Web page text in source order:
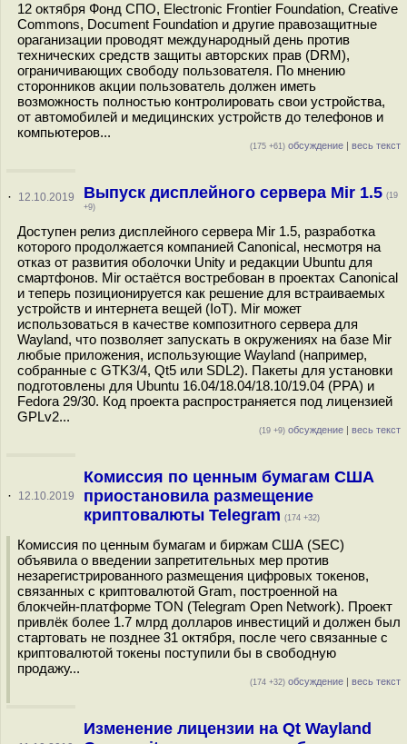
12 октября Фонд СПО, Electronic Frontier Foundation, Creative
Commons, Document Foundation и другие правозащитные
ораганизации проводят международный день против
технических средств защиты авторских прав (DRM),
ограничивающих свободу пользователя. По мнению
сторонников акции пользователь должен иметь
возможность полностью контролировать свои устройства,
от автомобилей и медицинских устройств до телефонов и
компьютеров...
(175 +61) обсуждение | весь текст
· 12.10.2019 Выпуск дисплейного сервера Mir 1.5 (19
+9)
Доступен релиз дисплейного сервера Mir 1.5, разработка
которого продолжается компанией Canonical, несмотря на
отказ от развития оболочки Unity и редакции Ubuntu для
смартфонов. Mir остаётся востребован в проектах Canonical
и теперь позиционируется как решение для встраиваемых
устройств и интернета вещей (IoT). Mir может
использоваться в качестве композитного сервера для
Wayland, что позволяет запускать в окружениях на базе Mir
любые приложения, использующие Wayland (например,
собранные с GTK3/4, Qt5 или SDL2). Пакеты для установки
подготовлены для Ubuntu 16.04/18.04/18.10/19.04 (PPA) и
Fedora 29/30. Код проекта распространяется под лицензией
GPLv2...
(19 +9) обсуждение | весь текст
· 12.10.2019
Комиссия по ценным бумагам США
приостановила размещение
криптовалюты Telegram (174 +32)
Комиссия по ценным бумагам и биржам США (SEC)
объявила о введении запретительных мер против
незарегистрированного размещения цифровых токенов,
связанных с криптовалютой Gram, построенной на
блокчейн-платформе TON (Telegram Open Network). Проект
привлёк более 1.7 млрд долларов инвестиций и должен был
стартовать не позднее 31 октября, после чего связанные с
криптовалютой токены поступили бы в свободную
продажу...
(174 +32) обсуждение | весь текст
Изменение лицензии на Qt Wayland